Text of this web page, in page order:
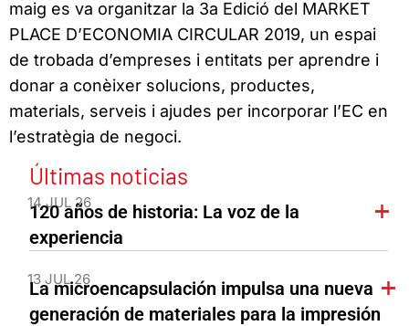
maig es va organitzar la 3a Edició del MARKET
PLACE D’ECONOMIA CIRCULAR 2019, un espai
de trobada d’empreses i entitats per aprendre i
donar a conèixer solucions, productes,
materials, serveis i ajudes per incorporar l’EC en
l’estratègia de negoci.
Últimas noticias
14 JUL 26
120 años de historia: La voz de la
experiencia
13 JUL 26
La microencapsulación impulsa una nueva
generación de materiales para la impresión